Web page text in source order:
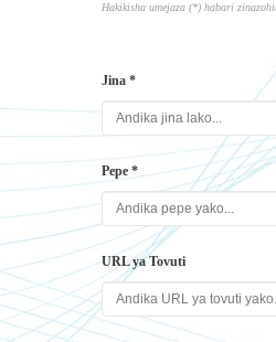
Hakikisha umejaza (*) habari
Jina *
Pepe *
URL ya Tovuti